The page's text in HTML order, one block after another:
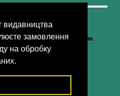
видавництва
замовлення
на обробку
це внесок у спротив,
та неминучу перемогу України
«КАМЕНЯР»)